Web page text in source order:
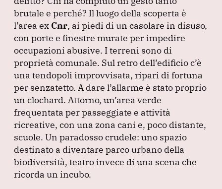
brutale e perché? Il luogo della scoperta è
l’area ex Cnr, ai piedi di un casolare in disuso,
con porte e finestre murate per impedire
occupazioni abusive. I terreni sono di
proprietà comunale. Sul retro dell’edificio c’è
una tendopoli improvvisata, ripari di fortuna
per senzatetto. A dare l’allarme è stato proprio
un clochard. Attorno, un’area verde
frequentata per passeggiate e attività
ricreative, con una zona cani e, poco distante,
scuole. Un paradosso crudele: uno spazio
destinato a diventare parco urbano della
biodiversità, teatro invece di una scena che
ricorda un incubo.